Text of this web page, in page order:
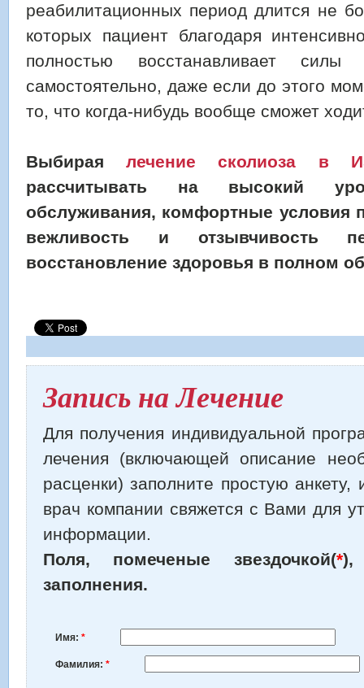
реабилитационных период длится не
которых пациент благодаря
полностью восстанавливает
самостоятельно, даже если до этого
то, что когда-нибудь вообще сможет
Выбирая лечение сколиоза в
рассчитывать на высокий
обслуживания, комфортные условия
вежливость и отзывчивость
восстановление здоровья в полном
Запись на Лечение
Для получения индивидуальной
лечения (включающей описание
расценки) заполните простую анкету,
врач компании свяжется с Вами для
информации.
Поля, помеченые звездочкой(*),
заполнения.
Имя: *
Фамилия: *